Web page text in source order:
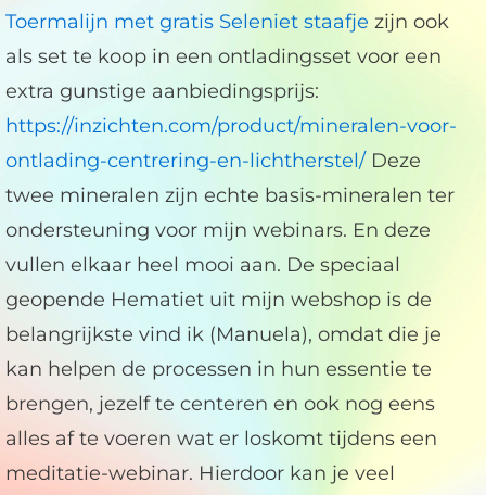
Toermalijn met gratis Seleniet staafje zijn ook
als set te koop in een ontladingsset voor een
extra gunstige aanbiedingsprijs:
https://inzichten.com/product/mineralen-voor-
ontlading-centrering-en-lichtherstel/ Deze
twee mineralen zijn echte basis-mineralen ter
ondersteuning voor mijn webinars. En deze
vullen elkaar heel mooi aan. De speciaal
geopende Hematiet uit mijn webshop is de
belangrijkste vind ik (Manuela), omdat die je
kan helpen de processen in hun essentie te
brengen, jezelf te centeren en ook nog eens
alles af te voeren wat er loskomt tijdens een
meditatie-webinar. Hierdoor kan je veel